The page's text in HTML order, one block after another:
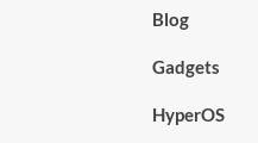
Blog
Gadgets
HyperOS